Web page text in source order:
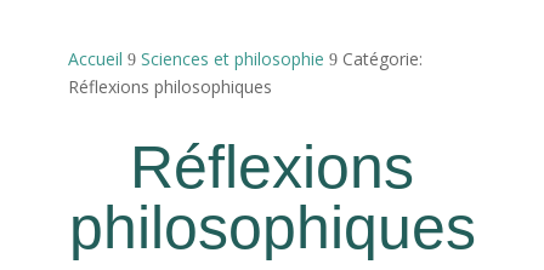
Accueil 9 Sciences et philosophie 9 Catégorie:
Réflexions philosophiques
Réflexions
philosophiques